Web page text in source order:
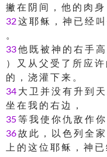
撇 在 阴 间 ， 他 的 肉 身
32这 耶 稣 ， 神 已 经
。
33他 既 被 神 的 右 手
） 又 从 父 受 了 所 应
的 ， 浇 灌 下 来 。
34 大 卫 并 没 有 升 到
坐 在 我 的 右 边 ，
35等 我 使 你 仇 敌 作 你
36故 此 ， 以 色 列 全
上 的 这 位 耶 稣 ， 神